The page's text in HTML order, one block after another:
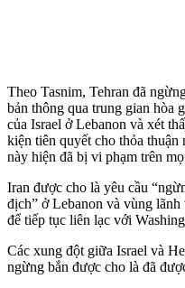
Theo Tasnim, Tehran đã
bản thông qua trung gian hòa
của Israel ở Lebanon và xét
kiện tiên quyết cho thỏa thuận
này hiện đã bị vi phạm trên
Iran được cho là yêu cầu
địch” ở Lebanon và vùng lãnh
để tiếp tục liên lạc với
Các xung đột giữa Israel và
ngừng bắn được cho là đã